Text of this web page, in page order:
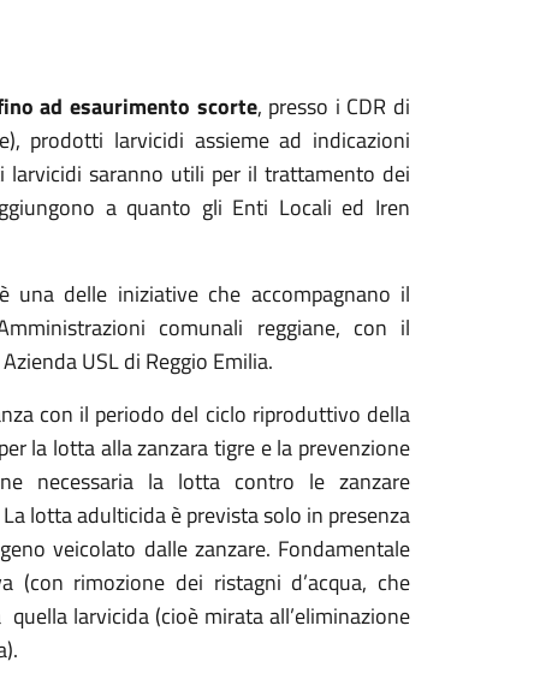
ad esaurimento scorte, presso i CDR di
prodotti larvicidi assieme ad indicazioni
larvicidi saranno utili per il trattamento dei
a quanto gli Enti Locali ed Iren
delle iniziative che accompagnano il
comunali reggiane, con il
USL di Reggio Emilia.
con il periodo del ciclo riproduttivo della
la lotta alla zanzara tigre e la prevenzione
necessaria la lotta contro le zanzare
lotta adulticida è prevista solo in presenza
veicolato dalle zanzare. Fondamentale
(con rimozione dei ristagni d’acqua, che
larvicida (cioè mirata all’eliminazione